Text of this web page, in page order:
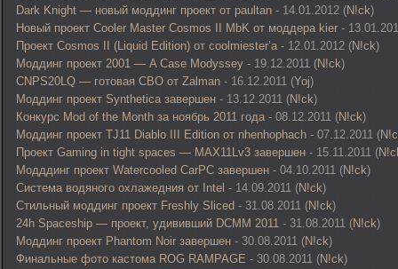
Dark Knight — новый моддинг проект от paultan - 14.01.2012 (N!ck)
Новый проект Cooler Master Cosmos II MbK от моддера kier -
Проект Cosmos II (Liquid Edition) от coolmiester’а - 12.01.2012 (N!ck)
Моддинг проект 2001 — A Case Modyssey - 19.12.2011 (N!ck)
CNPS20LQ — готовая СВО от Zalman - 16.12.2011 (Yoj)
Моддинг проект Synthetica завершен - 13.12.2011 (N!ck)
Конкурс Mod of the Month за ноябрь 2011 года- 08.12.2011 (N!ck)
Моддинг проект TJ11 Diablo III Edition от nhenhophach - 07.12.2011 (
Проект Gaming in tight spaces — MAX11Lv3 завершен - 15.11.2011 (
Модддинг проект Watercooled CarPC завершен - 04.10.2011 (N!ck)
Система водяного охлажедния от Intel - 14.09.2011 (N!ck)
Стильный моддинг проект Freshly Sliced - 31.08.2011 (N!ck)
24h Spaceship — проект, удививший DCMM 2011 - 31.08.2011 (N!ck)
Моддинг проект Phantom Noir завершен - 30.08.2011 (N!ck)
Финальные фото кастома ROG RAMPAGE - 30.08.2011 (N!ck)